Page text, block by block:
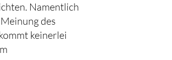
Namentlich
des
keinerlei